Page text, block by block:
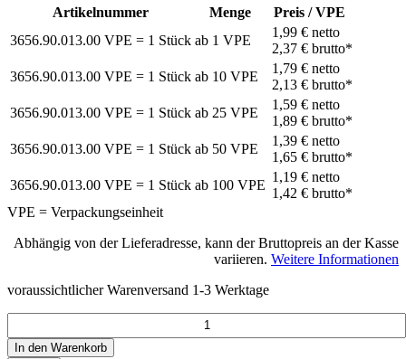
Artikelnummer Menge
Preis / VPE
3656.90.013.00 VPE = 1 Stück ab 1 VPE
1,99 €netto
2,37 €brutto*
3656.90.013.00 VPE = 1 Stück ab 10 VPE
1,79 €netto
2,13 €brutto*
3656.90.013.00 VPE = 1 Stück ab 25 VPE
1,59 €netto
1,89 €brutto*
3656.90.013.00 VPE = 1 Stück ab 50 VPE
1,39 €netto
1,65 €brutto*
3656.90.013.00 VPE = 1 Stück ab 100 VPE
1,19 €netto
1,42 €brutto*
VPE = Verpackungseinheit
Abhängig von der Lieferadresse, kann der Bruttopreis an der Kasse
variieren. Weitere Informationen
voraussichtlicher Warenversand 1-3 Werktage
In den Warenkorb